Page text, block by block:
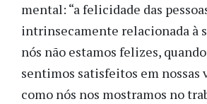
mental: “a felicidade das
intrinsecamente relacionada à
nós não estamos felizes,
sentimos satisfeitos em nossas
como nós nos mostramos no